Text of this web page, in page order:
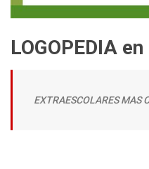
LOGOPEDIA
EXTRAESCOLARES MAS